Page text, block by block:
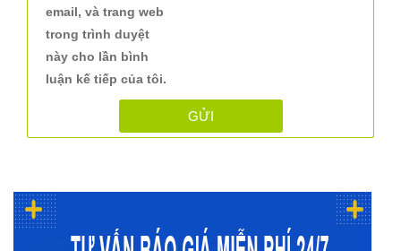
email, và trang web
trong trình duyệt
này cho lần bình
luận kế tiếp của tôi.